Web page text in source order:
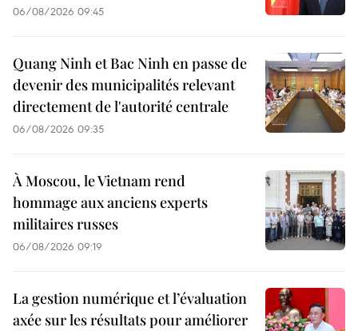
06/08/2026 09:45
Quang Ninh et Bac Ninh en passe de
devenir des municipalités relevant
directement de l'autorité centrale
06/08/2026 09:35
À Moscou, le Vietnam rend
hommage aux anciens experts
militaires russes
06/08/2026 09:19
La gestion numérique et l’évaluation
axée sur les résultats pour améliorer